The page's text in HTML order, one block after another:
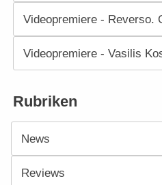
Videopremiere - Reverso.
Videopremiere - Vasilis
Rubriken
News
Reviews